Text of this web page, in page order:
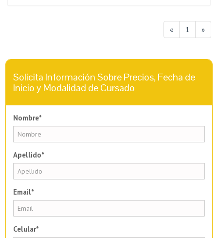
« 1 »
Solicita Información Sobre Precios, Fecha de
Inicio y Modalidad de Cursado
Nombre*
Apellido*
Email*
Celular*